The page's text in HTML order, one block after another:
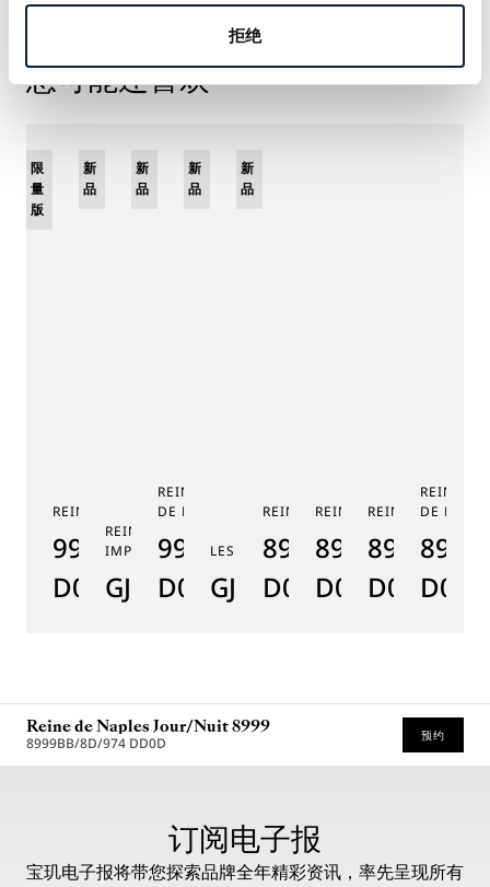
拒绝
您可能还喜欢
REINE DE NAPLES 9915
9915BB/58/964
D0
限
量
版
REINE DE NAPLES PERLES
IMPÉRIALES
GJ29BH89254DD5J4
新
品
REINE DE NAPLES PHASE
DE LUNE 9935
9935BH/4Y/J40
D0
新
品
LES JARDINS DU PETIT TRIANON
GJE25BH20.8985DB
新
品
REINE DE NAPLES 8925
8925BH/5W/J40
D0
新
品
REINE DE NAPLES 8918
8918BB/5D/
D0
REINE DE
8938BB/
D0
REINE
DE LUNE
D000
Reine de Naples Jour/Nuit 8999
8999BB/8D/974 DD0D 预约
订阅电子报
宝玑电子报将带您探索品牌全年精彩资讯，率先呈现所有